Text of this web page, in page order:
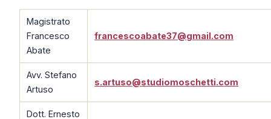
Magistrato
Francesco
Abate
francescoabate37@gmail.com
Avv. Stefano
Artuso
s.artuso@studiomoschetti.com
Dott. Ernesto